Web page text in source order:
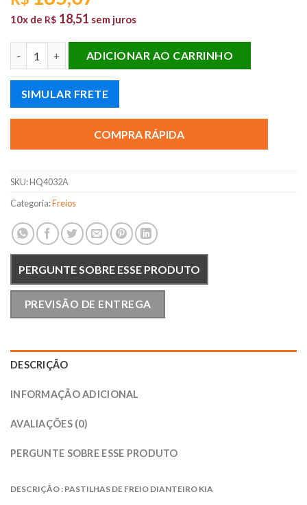
10x de R$ 18,51 sem juros
ADICIONAR AO CARRINHO
SIMULAR FRETE
COMPRA RÁPIDA
SKU:HQ4032A
Categoria:Freios
PERGUNTE SOBRE ESSE PRODUTO
PREVISÃO DE ENTREGA
DESCRIÇÃO
INFORMAÇÃO ADICIONAL
AVALIAÇÕES (0)
PERGUNTE SOBRE ESSE PRODUTO
DESCRIÇÃO : PASTILHAS DE FREIO DIANTEIRO KIA